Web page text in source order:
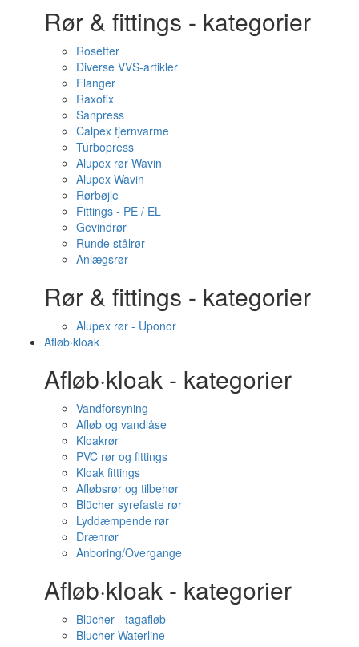
Rør & fittings - kategorier
Rosetter
Diverse VVS-artikler
Flanger
Raxofix
Sanpress
Calpex fjernvarme
Turbopress
Alupex rør Wavin
Alupex Wavin
Rørbøjle
Fittings - PE / EL
Gevindrør
Runde stålrør
Anlægsrør
Rør & fittings - kategorier
Alupex rør - Uponor
Afløb·kloak
Afløb·kloak - kategorier
Vandforsyning
Afløb og vandlåse
Kloakrør
PVC rør og fittings
Kloak fittings
Afløbsrør og tilbehør
Blücher syrefaste rør
Lyddæmpende rør
Drænrør
Anboring/Overgange
Afløb·kloak - kategorier
Blücher - tagafløb
Blucher Waterline